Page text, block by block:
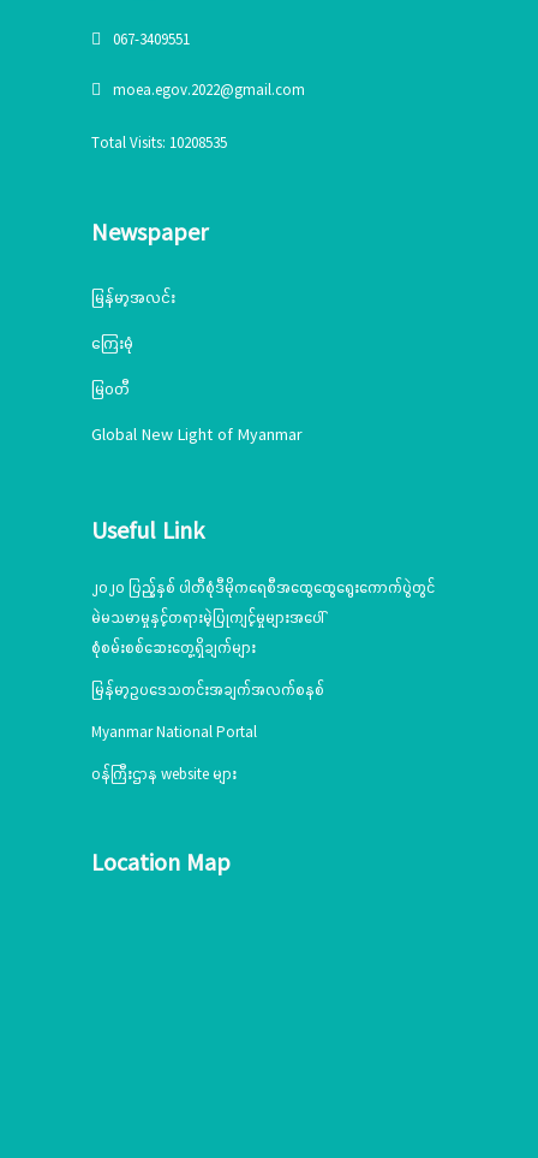
067-3409551
moea.egov.2022@gmail.com
Total Visits: 10208535
Newspaper
မြန်မာ့အလင်း
ကြေးမုံ
မြဝတီ
Global New Light of Myanmar
Useful Link
၂၀၂၀ ပြည့်နှစ် ပါတီစုံဒီမိုကရေစီအထွေထွေရွေးကောက်ပွဲတွင်
မဲမသမာမှုနှင့်တရားမဲ့ပြုကျင့်မှုများအပေါ်
စုံစမ်းစစ်ဆေးတွေ့ရှိချက်များ
မြန်မာ့ဥပဒေသတင်းအချက်အလက်စနစ်
Myanmar National Portal
ဝန်ကြီးဌာန website များ
Location Map